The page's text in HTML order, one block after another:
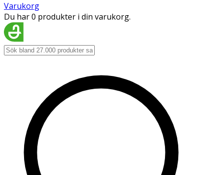
Varukorg
Du har 0 produkter i din varukorg.